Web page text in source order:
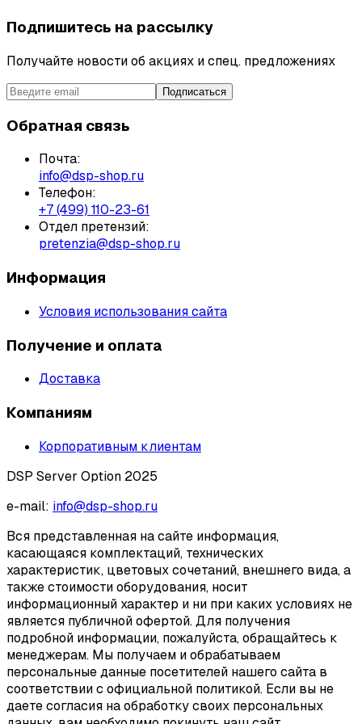
Подпишитесь на рассылку
Получайте новости об акциях и спец. предложениях
Подписаться
Обратная связь
Почта:
info@dsp-shop.ru
Телефон:
+7 (499) 110-23-61
Отдел претензий:
pretenzia@dsp-shop.ru
Информация
Условия использования сайта
Получение и оплата
Доставка
Компаниям
Корпоративным клиентам
DSP Server Option 2025
e-mail: info@dsp-shop.ru
Вся представленная на сайте информация,
касающаяся комплектаций, технических
характеристик, цветовых сочетаний, внешнего вида, а
также стоимости оборудования, носит
информационный характер и ни при каких условиях не
является публичной офертой. Для получения
подробной информации, пожалуйста, обращайтесь к
менеджерам. Мы получаем и обрабатываем
персональные данные посетителей нашего сайта в
соответствии с официальной политикой. Если вы не
даете согласия на обработку своих персональных